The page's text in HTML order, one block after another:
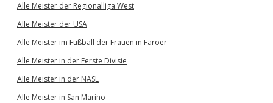
Alle Meister der Regionalliga West
Alle Meister der USA
Alle Meister im Fußball der Frauen in Färöer
Alle Meister in der Eerste Divisie
Alle Meister in der NASL
Alle Meister in San Marino